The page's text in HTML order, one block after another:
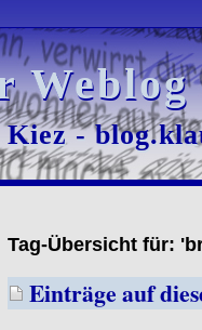
-
-
Tag-Übersicht für:
Einträge auf